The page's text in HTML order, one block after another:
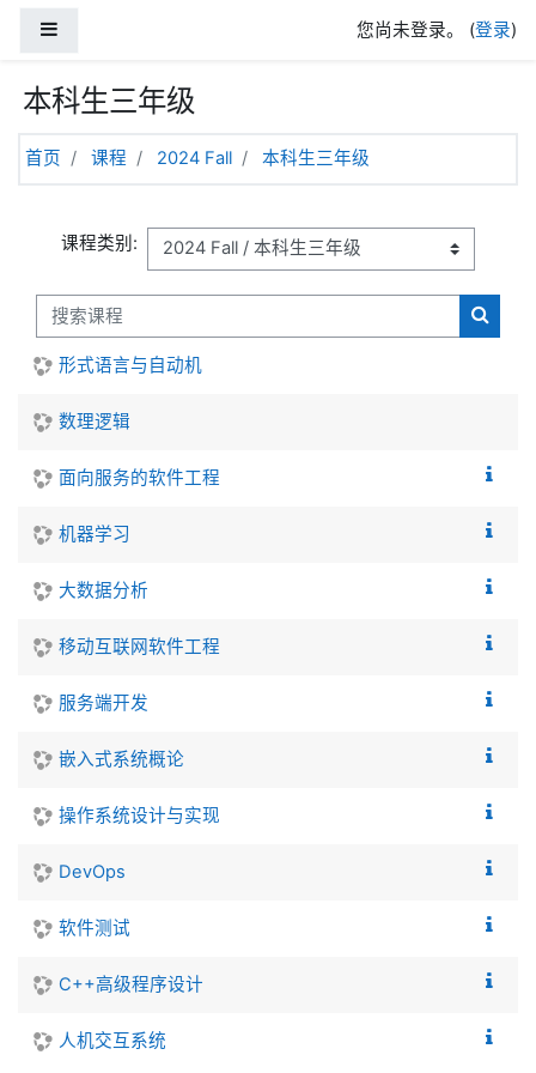
您尚未登录。 (登录)
本科生三年级
首页 课程 2024 Fall 本科生三年级
课程类别:
搜索课程
搜索课
形式语言与自动机
数理逻辑
面向服务的软件工程
机器学习
大数据分析
移动互联网软件工程
服务端开发
嵌入式系统概论
操作系统设计与实现
DevOps
软件测试
C++高级程序设计
人机交互系统